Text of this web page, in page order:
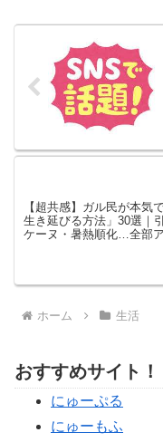
のリアル食事術をまとめま
【超共感】ガル民が本気
生き延びる方法」30選｜
ケーヌ・暑熱順化…全部
ホーム 生活
おすすめサイト！
にゅーぷる
にゅーもふ